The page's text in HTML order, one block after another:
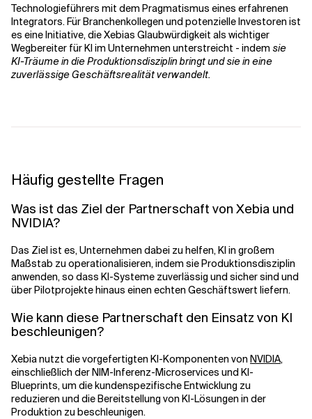
Technologieführers mit dem Pragmatismus eines erfahrenen
Integrators. Für Branchenkollegen und potenzielle Investoren ist
es eine Initiative, die Xebias Glaubwürdigkeit als wichtiger
Wegbereiter für KI im Unternehmen unterstreicht - indem sie
KI-Träume in die Produktionsdisziplin bringt und sie in eine
zuverlässige Geschäftsrealität verwandelt.
Häufig gestellte Fragen
Was ist das Ziel der Partnerschaft von Xebia und
NVIDIA?
Das Ziel ist es, Unternehmen dabei zu helfen, KI in großem
Maßstab zu operationalisieren, indem sie Produktionsdisziplin
anwenden, so dass KI-Systeme zuverlässig und sicher sind und
über Pilotprojekte hinaus einen echten Geschäftswert liefern.
Wie kann diese Partnerschaft den Einsatz von KI
beschleunigen?
Xebia nutzt die vorgefertigten KI-Komponenten von NVIDIA,
einschließlich der NIM-Inferenz-Microservices und KI-
Blueprints, um die kundenspezifische Entwicklung zu
reduzieren und die Bereitstellung von KI-Lösungen in der
Produktion zu beschleunigen.